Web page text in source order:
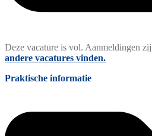
Deze vacature is vol. Aanmeldingen
andere vacatures vinden.
Praktische informatie